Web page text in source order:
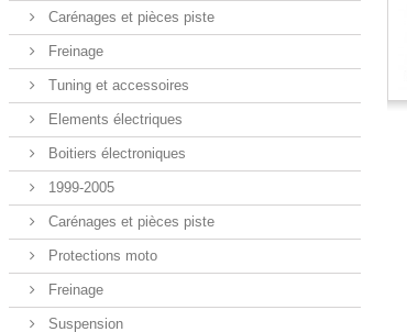
Carénages et pièces piste
Freinage
Tuning et accessoires
Elements électriques
Boitiers électroniques
1999-2005
Carénages et pièces piste
Protections moto
Freinage
Suspension